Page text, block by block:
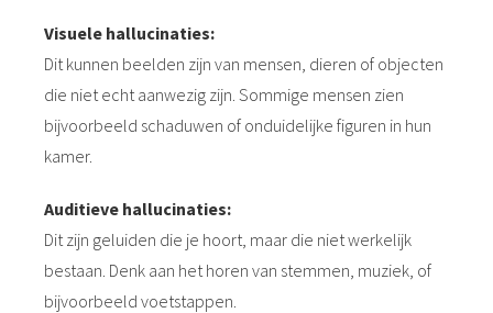
Visuele hallucinaties:
Dit kunnen beelden zijn van mensen, dieren of objecten
die niet echt aanwezig zijn. Sommige mensen zien
bijvoorbeeld schaduwen of onduidelijke figuren in hun
kamer.
Auditieve hallucinaties:
Dit zijn geluiden die je hoort, maar die niet werkelijk
bestaan. Denk aan het horen van stemmen, muziek, of
bijvoorbeeld voetstappen.